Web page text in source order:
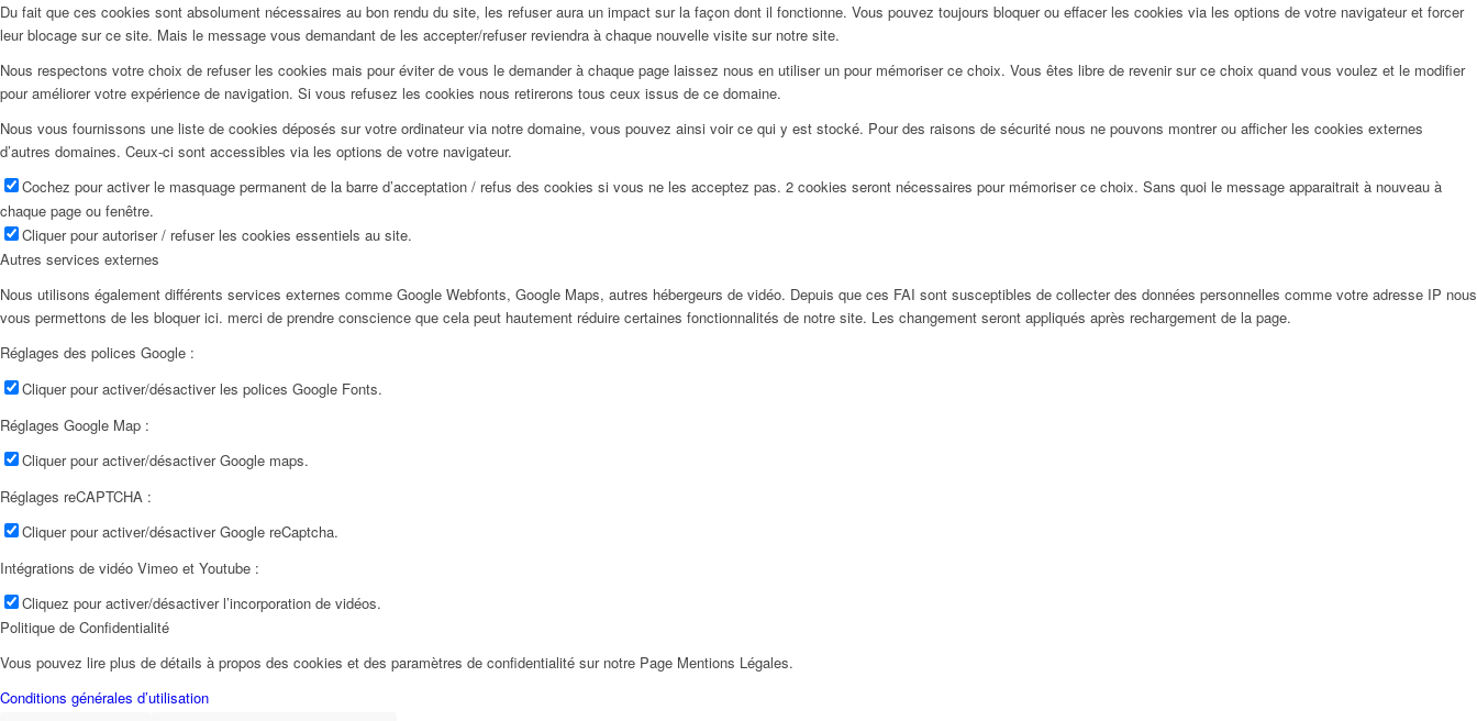
Du fait que ces cookies sont absolument nécessaires au bon rendu du site, les refuser aura un impact sur la façon dont il fonctionne. Vous pouvez toujours bloquer ou effacer les cookies via les options de votre navigateur et forcer
leur blocage sur ce site. Mais le message vous demandant de les accepter/refuser reviendra à chaque nouvelle visite sur notre site.
Nous respectons votre choix de refuser les cookies mais pour éviter de vous le demander à chaque page laissez nous en utiliser un pour mémoriser ce choix. Vous êtes libre de revenir sur ce choix quand vous voulez et le modifier
pour améliorer votre expérience de navigation. Si vous refusez les cookies nous retirerons tous ceux issus de ce domaine.
Nous vous fournissons une liste de cookies déposés sur votre ordinateur via notre domaine, vous pouvez ainsi voir ce qui y est stocké. Pour des raisons de sécurité nous ne pouvons montrer ou afficher les cookies externes
d’autres domaines. Ceux-ci sont accessibles via les options de votre navigateur.
Cochez pour activer le masquage permanent de la barre d’acceptation / refus des cookies si vous ne les acceptez pas. 2 cookies seront nécessaires pour mémoriser ce choix. Sans quoi le message apparaitrait à nouveau à
chaque page ou fenêtre.
Cliquer pour autoriser / refuser les cookies essentiels au site.
Autres services externes
Nous utilisons également différents services externes comme Google Webfonts, Google Maps, autres hébergeurs de vidéo. Depuis que ces FAI sont susceptibles de collecter des données personnelles comme votre adresse IP nous
vous permettons de les bloquer ici. merci de prendre conscience que cela peut hautement réduire certaines fonctionnalités de notre site. Les changement seront appliqués après rechargement de la page.
Réglages des polices Google :
Cliquer pour activer/désactiver les polices Google Fonts.
Réglages Google Map :
Cliquer pour activer/désactiver Google maps.
Réglages reCAPTCHA :
Cliquer pour activer/désactiver Google reCaptcha.
Intégrations de vidéo Vimeo et Youtube :
Cliquez pour activer/désactiver l’incorporation de vidéos.
Politique de Confidentialité
Vous pouvez lire plus de détails à propos des cookies et des paramètres de confidentialité sur notre Page Mentions Légales.
Conditions générales d’utilisation